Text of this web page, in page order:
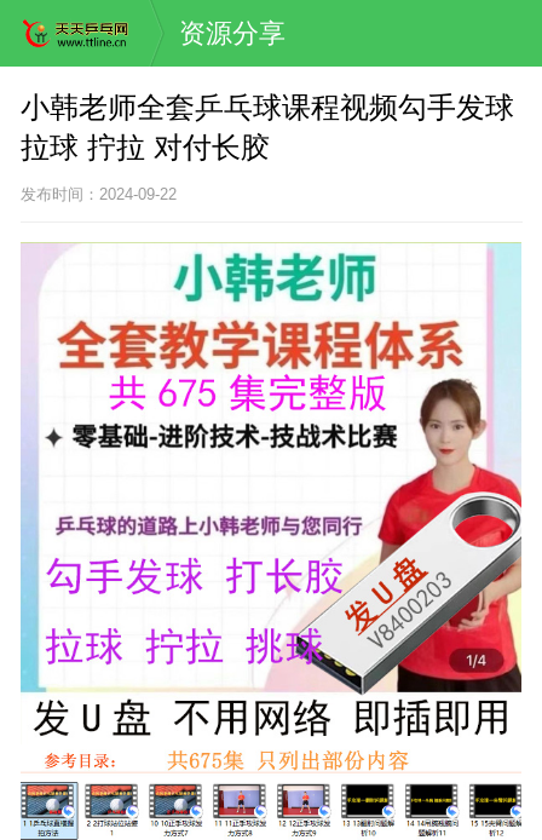
资源分享
小韩老师全套乒乓球课程视频勾手发球
拉球 拧拉 对付长胶
发布时间：2024-09-22